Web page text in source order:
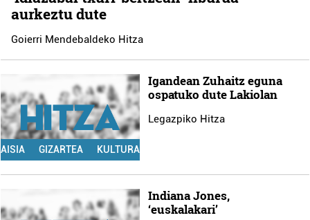
aurkeztu dute
Goierri Mendebaldeko Hitza
AISIA GIZARTEA KULTURA
Igandean Zuhaitz eguna
ospatuko dute Lakiolan
Legazpiko Hitza
Indiana Jones,
‘euskalakari’